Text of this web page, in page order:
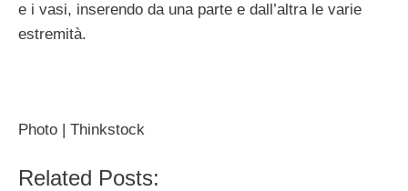
e i vasi, inserendo da una parte e dall’altra le varie
estremità.
Photo | Thinkstock
Related Posts: